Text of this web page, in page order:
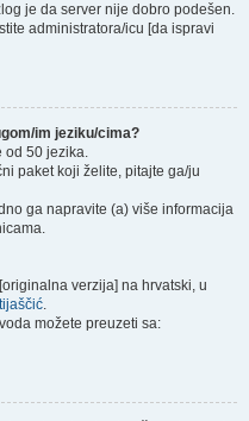
je da server nije dobro podešen.
administratora/icu [da ispravi
im jeziku/cima?
od 50 jezika.
paket koji želite, pitajte ga/ju
ga napravite (a) više informacija
verzija] na hrvatski, u
.
možete preuzeti sa: